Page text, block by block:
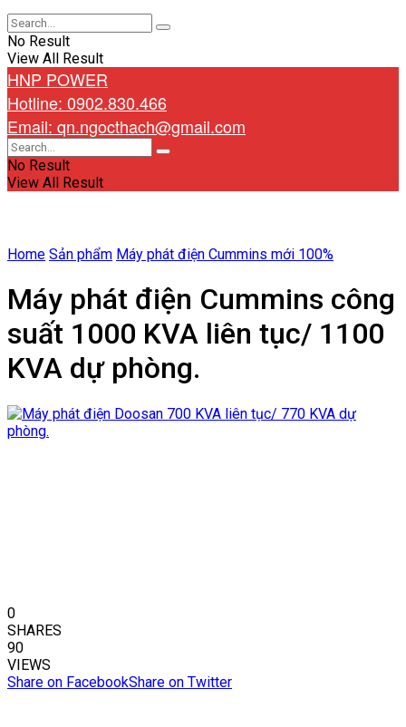
No Result
View All Result
HNP POWER
Hotline: 0902.830.466
Email: qn.ngocthach@gmail.com
No Result
View All Result
Home Sản phẩm Máy phát điện Cummins mới 100%
Máy phát điện Cummins công
suất 1000 KVA liên tục/ 1100
KVA dự phòng.
0
SHARES
90
VIEWS
Share on FacebookShare on Twitter